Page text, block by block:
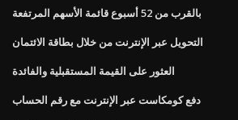
بالقرب من 52 أسبوع قائمة الأسهم المرتفعة
التحويل عبر الإنترنت من خلال بطاقة الائتمان
العثور على القيمة المستقبلية والفائدة
دفع كومكاست عبر الإنترنت مع رقم الحساب